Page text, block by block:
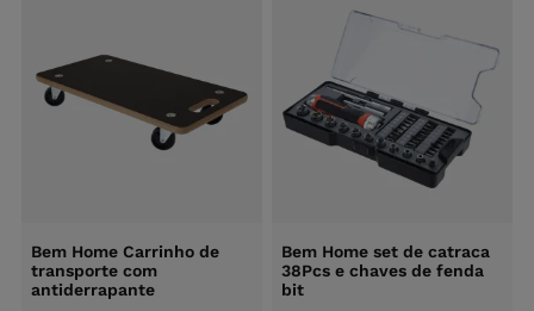
Bem Home Carrinho de
transporte com
antiderrapante
Bem Home set de catraca
38Pcs e chaves de fenda
bit